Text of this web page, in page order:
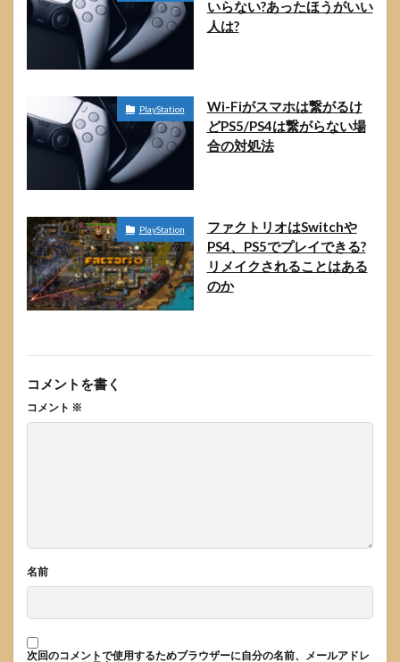
いらない?あったほうがいい
人は?
PlayStation
Wi-Fiがスマホは繋がるけ
どPS5/PS4は繋がらない場
合の対処法
PlayStation
ファクトリオはSwitchや
PS4、PS5でプレイできる?
リメイクされることはある
のか
コメントを書く
コメント ※
名前
次回のコメントで使用するためブラウザーに自分の名前、メールアドレ